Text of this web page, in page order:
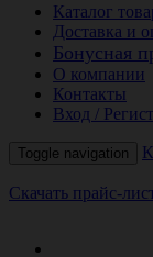
Каталог
Доставка и
Бонусная
О компании
Контакты
Вход /
Toggle navigation
Скачать прайс-